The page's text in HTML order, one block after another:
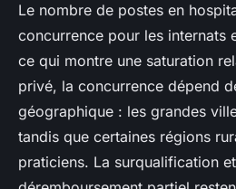
Le nombre de postes en
concurrence pour les internats
ce qui montre une saturation
privé, la concurrence dépend
géographique : les grandes
tandis que certaines régions
praticiens. La surqualification